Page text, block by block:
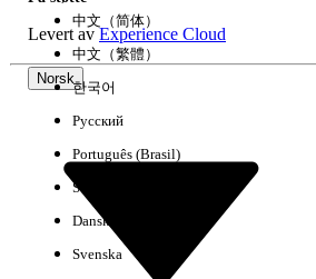
Levert avExperience Cloud
Norsk
中文（简体）
中文（繁體）
한국어
Русский
Português (Brasil)
Suomi
Dansk
Svenska